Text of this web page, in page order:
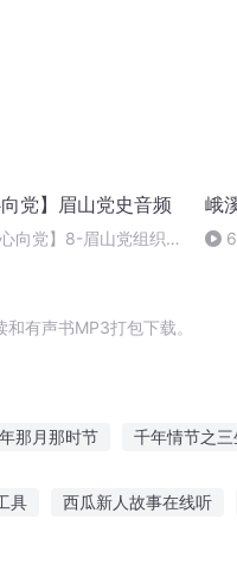
向党】眉山党史音频
心向党】8-眉山党组织
峨
有声书MP3打包下载。
那月那时节 千年情节之
具 西瓜新人故事在线听